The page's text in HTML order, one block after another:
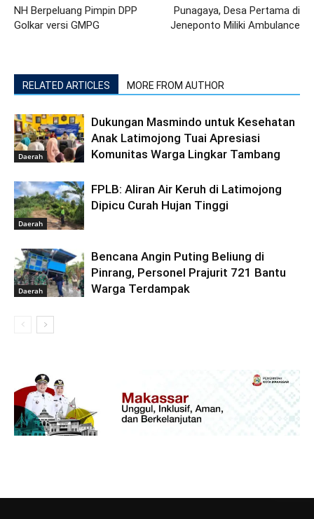
NH Berpeluang Pimpin DPP
Golkar versi GMPG
Punagaya, Desa Pertama di
Jeneponto Miliki Ambulance
RELATED ARTICLES MORE FROM AUTHOR
Daerah
Dukungan Masmindo untuk Kesehatan
Anak Latimojong Tuai Apresiasi
Komunitas Warga Lingkar Tambang
Daerah
FPLB: Aliran Air Keruh di Latimojong
Dipicu Curah Hujan Tinggi
Daerah
Bencana Angin Puting Beliung di
Pinrang, Personel Prajurit 721 Bantu
Warga Terdampak